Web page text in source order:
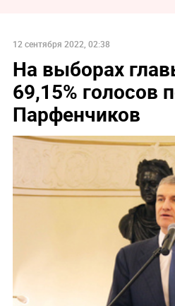
12 сентября 2022, 02:38
На выборах
69,15% голосов
Парфенчиков